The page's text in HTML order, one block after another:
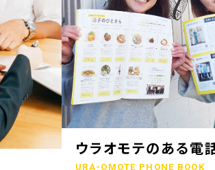
ウラオモテのある電
URA-OMOTE PHONE BOOK